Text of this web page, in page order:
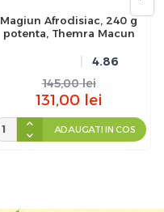
Magiun Afrodisiac, 240 g
potenta, Themra Macun
4.86
145,00 lei
131,00 lei
ADAUGATI IN COS